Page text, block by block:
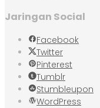
Jaringan Social
Facebook
Twitter
Pinterest
Tumblr
Stumbleupon
WordPress